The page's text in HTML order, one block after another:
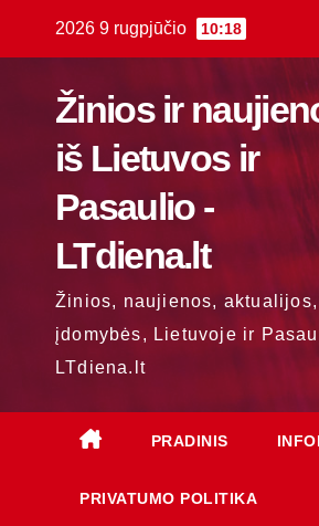
2026 9 rugpjūčio 10:18
Žinios ir
iš Lietuvos ir
Pasaulio -
LTdiena.lt
Žinios, naujienos, aktualijos,
įdomybės, Lietuvoje ir
LTdiena.lt
PRADINIS
PRIVATUMO POLITIKA